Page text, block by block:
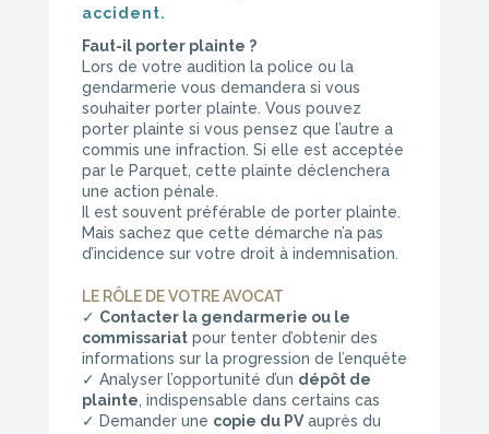
accident.
Faut-il porter plainte ?
Lors de votre audition la police ou la
gendarmerie vous demandera si vous
souhaiter porter plainte. Vous pouvez
porter plainte si vous pensez que l’autre a
commis une infraction. Si elle est acceptée
par le Parquet, cette plainte déclenchera
une action pénale.
Il est souvent préférable de porter plainte.
Mais sachez que cette démarche n’a pas
d’incidence sur votre droit à indemnisation.
LE RÔLE DE VOTRE AVOCAT
✓ Contacter la gendarmerie ou le
commissariatpour tenter d’obtenir des
informations sur la progression de l’enquête
✓ Analyser l’opportunité d’un dépôt de
plainte, indispensable dans certains cas
✓ Demander une copie du PVauprès du